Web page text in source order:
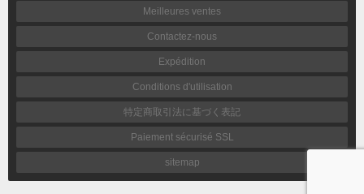
Meilleures ventes
Contactez-nous
Expédition
Conditions d'utilisation
特定商取引法に基づく表記
Paiement sécurisé SSL
sitemap